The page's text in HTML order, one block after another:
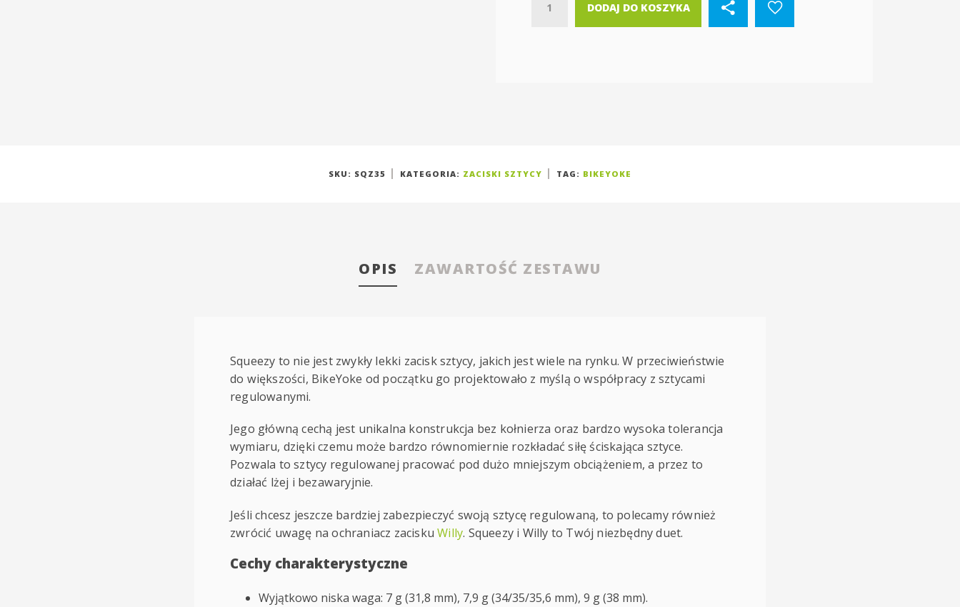
DODAJ DO KOSZYKA
SKU: SQZ35 KATEGORIA: ZACISKI SZTYCY TAG: BIKEYOKE
OPIS ZAWARTOŚĆ ZESTAWU
Squeezy to nie jest zwykły lekki zacisk sztycy, jakich jest wiele na rynku. W przeciwieństwie
do większości, BikeYoke od początku go projektowało z myślą o współpracy z sztycami
regulowanymi.
Jego główną cechą jest unikalna konstrukcja bez kołnierza oraz bardzo wysoka tolerancja
wymiaru, dzięki czemu może bardzo równomiernie rozkładać siłę ściskająca sztyce.
Pozwala to sztycy regulowanej pracować pod dużo mniejszym obciążeniem, a przez to
działać lżej i bezawaryjnie.
Jeśli chcesz jeszcze bardziej zabezpieczyć swoją sztycę regulowaną, to polecamy również
zwrócić uwagę na ochraniacz zaciskuWilly. Squeezy i Willy to Twój niezbędny duet.
Cechy charakterystyczne
Wyjątkowo niska waga: 7 g (31,8 mm), 7,9 g (34/35/35,6 mm), 9 g (38 mm).